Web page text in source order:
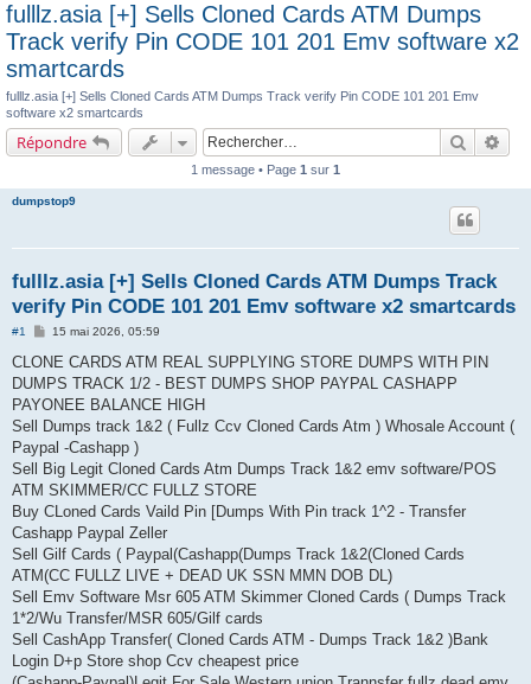
fulllz.asia [+] Sells Cloned Cards ATM Dumps
Track verify Pin CODE 101 201 Emv software x2
smartcards
fulllz.asia [+] Sells Cloned Cards ATM Dumps Track verify Pin CODE 101 201 Emv
software x2 smartcards
Répondre
1 message • Page 1 sur 1
dumpstop9
fulllz.asia [+] Sells Cloned Cards ATM Dumps Track
verify Pin CODE 101 201 Emv software x2 smartcards
#1
M
s
a
g
15 mai 2026, 05:59
CLONE CARDS ATM REAL SUPPLYING STORE DUMPS WITH PIN
DUMPS TRACK 1/2 - BEST DUMPS SHOP PAYPAL CASHAPP
PAYONEE BALANCE HIGH
Sell Dumps track 1&2 ( Fullz Ccv Cloned Cards Atm ) Whosale Account (
Paypal -Cashapp )
Sell Big Legit Cloned Cards Atm Dumps Track 1&2 emv software/POS
ATM SKIMMER/CC FULLZ STORE
Buy CLoned Cards Vaild Pin [Dumps With Pin track 1^2 - Transfer
Cashapp Paypal Zeller
Sell Gilf Cards ( Paypal(Cashapp(Dumps Track 1&2(Cloned Cards
ATM(CC FULLZ LIVE + DEAD UK SSN MMN DOB DL)
Sell Emv Software Msr 605 ATM Skimmer Cloned Cards ( Dumps Track
1*2/Wu Transfer/MSR 605/Gilf cards
Sell CashApp Transfer( Cloned Cards ATM - Dumps Track 1&2 )Bank
Login D+p Store shop Ccv cheapest price